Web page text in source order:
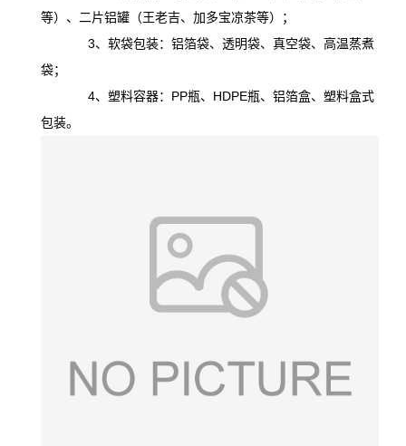
等）、二片铝罐（王老吉、加多宝凉茶等）；
3、软袋包装：铝箔袋、透明袋、真空袋、高温蒸煮
袋；
4、塑料容器：PP瓶、HDPE瓶、铝箔盒、塑料盒式
包装。